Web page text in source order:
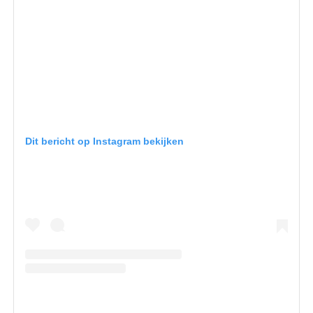
Dit bericht op Instagram bekijken